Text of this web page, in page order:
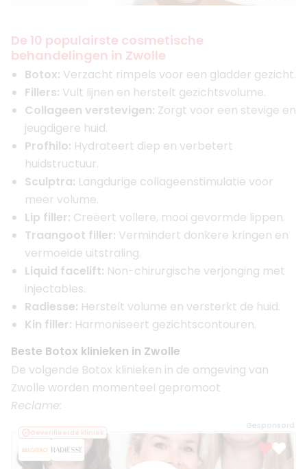
De 10 populairste cosmetische
behandelingen in Zwolle
Botox: Verzacht rimpels voor een gladder gezicht.
Fillers: Vult lijnen en herstelt gezichtsvolume.
Collageen verstevigen: Zorgt voor een stevige en
jeugdigere huid.
Profhilo: Hydrateert diep en verbetert
huidstructuur.
Sculptra: Langdurige collageenstimulatie voor
meer volume.
Lip filler: Creëert vollere, mooi gevormde lippen.
Traangoot filler: Vermindert donkere kringen en
vermoeide uitstraling.
Liquid facelift: Non-chirurgische verjonging met
injectables.
Radiesse: Herstelt volume en versterkt de huid.
Kin filler: Harmoniseert gezichtscontouren.
Beste Botox klinieken in Zwolle
De volgende Botox klinieken in de omgeving van
Zwolle worden momenteel gepromoot
Reclame:
Gesponsord
Geverifieerde kliniek